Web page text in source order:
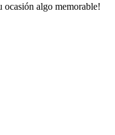
ocasión algo memorable!